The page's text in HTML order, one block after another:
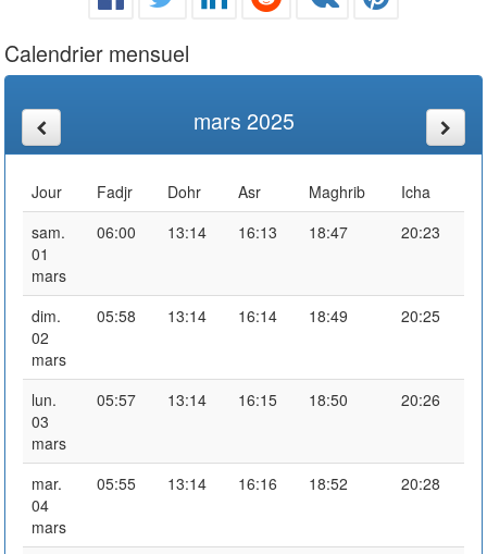
Calendrier mensuel
mars 2025
Jour Fadjr Dohr Asr Maghrib
Icha
sam.
01
mars
06:00 13:14 16:13 18:47 20:23
dim.
02
mars
05:58 13:14 16:14 18:49 20:25
lun.
03
mars
05:57 13:14 16:15 18:50 20:26
mar.
04
mars
05:55 13:14 16:16 18:52 20:28